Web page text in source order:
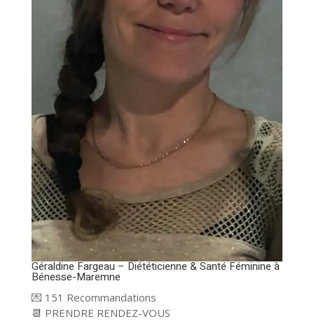
Géraldine Fargeau – Diététicienne & Santé Féminine à
Bénesse-Maremne
💌 151 Recommandations
📆 PRENDRE RENDEZ-VOUS